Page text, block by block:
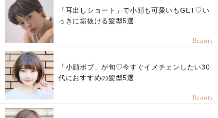
「耳出しショート」で小顔も可愛いもGET♡い
っきに垢抜ける髪型5選
Beauty
「小顔ボブ」が旬♡今すぐイメチェンしたい30
代におすすめの髪型5選
Beauty